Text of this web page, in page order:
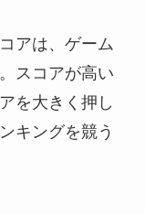
アは、ゲーム
スコアが高い
を大きく押し
キングを競う